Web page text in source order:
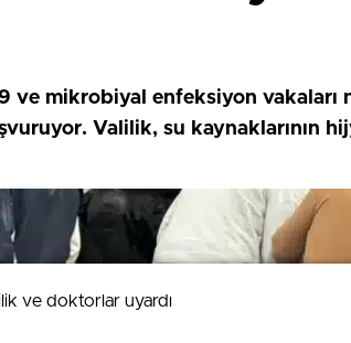
ve doktorlar uyardı
ve mikrobiyal enfeksiyon
Valilik, su kaynaklarının
ve doktorlar uyardı